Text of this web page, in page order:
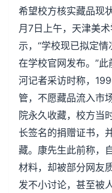
希望校方核实藏品现
月7日上午，天津美
示，“学校现已拟定
在学校官网发布。”
河记者采访时称，
管，不愿藏品流入市
院永久收藏，校方当
长签名的捐赠证书，
藏。康先生此前称，
材料，却被部分网友
发不小讨论，甚至被